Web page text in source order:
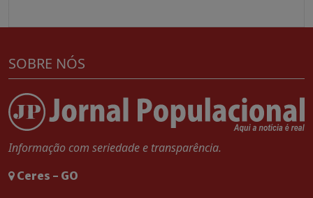
SOBRE NÓS
Informação com seriedade e transparência.
Ceres - GO